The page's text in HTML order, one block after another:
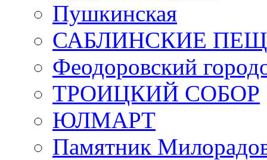
Пушкинская
САБЛИНСКИЕ
Феодоровский
ТРОИЦКИЙ СОБОР
ЮЛМАРТ
Памятник